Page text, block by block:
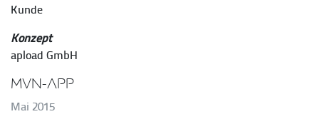
Kunde
Konzept
apload GmbH
MVN-App
Mai 2015